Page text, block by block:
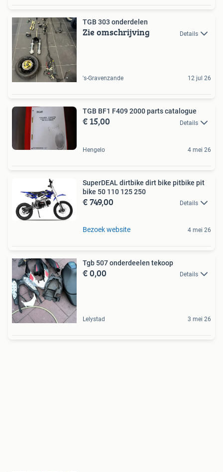
TGB 303 onderdelen
Zie omschrijving Details
's-Gravenzande 12 jul 26
TGB BF1 F409 2000 parts catalogue
€ 15,00 Details
Hengelo 4 mei 26
SuperDEAL dirtbike dirt bike pitbike pit
bike 50 110 125 250
€ 749,00 Details
Bezoek website 4 mei 26
Tgb 507 onderdeelen tekoop
€ 0,00 Details
Lelystad 3 mei 26